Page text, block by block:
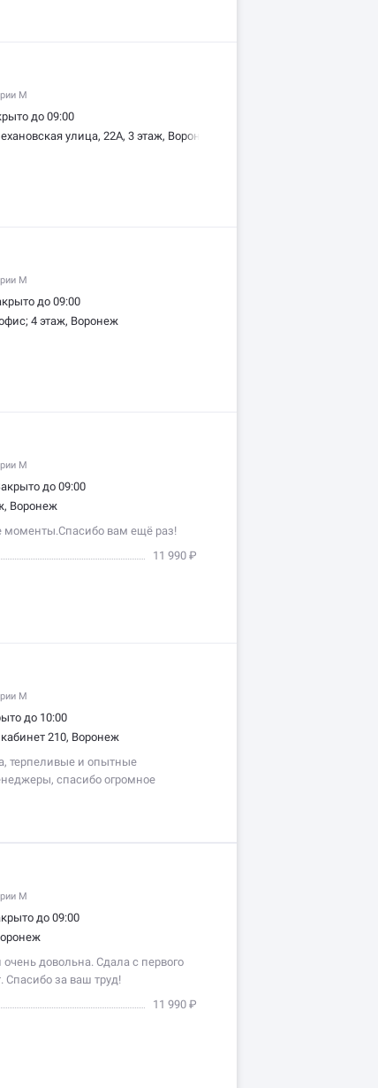
M
до 09:00
улица, 22А, 3 этаж, Воронеж
M
до 09:00
4 этаж, Воронеж
M
до 09:00
Воронеж
моменты.Спасибо вам ещё раз!
11 990 ₽
M
до 10:00
210, Воронеж
терпеливые и опытные
спасибо огромное
M
до 09:00
довольна. Сдала с первого
Спасибо за ваш труд!
11 990 ₽